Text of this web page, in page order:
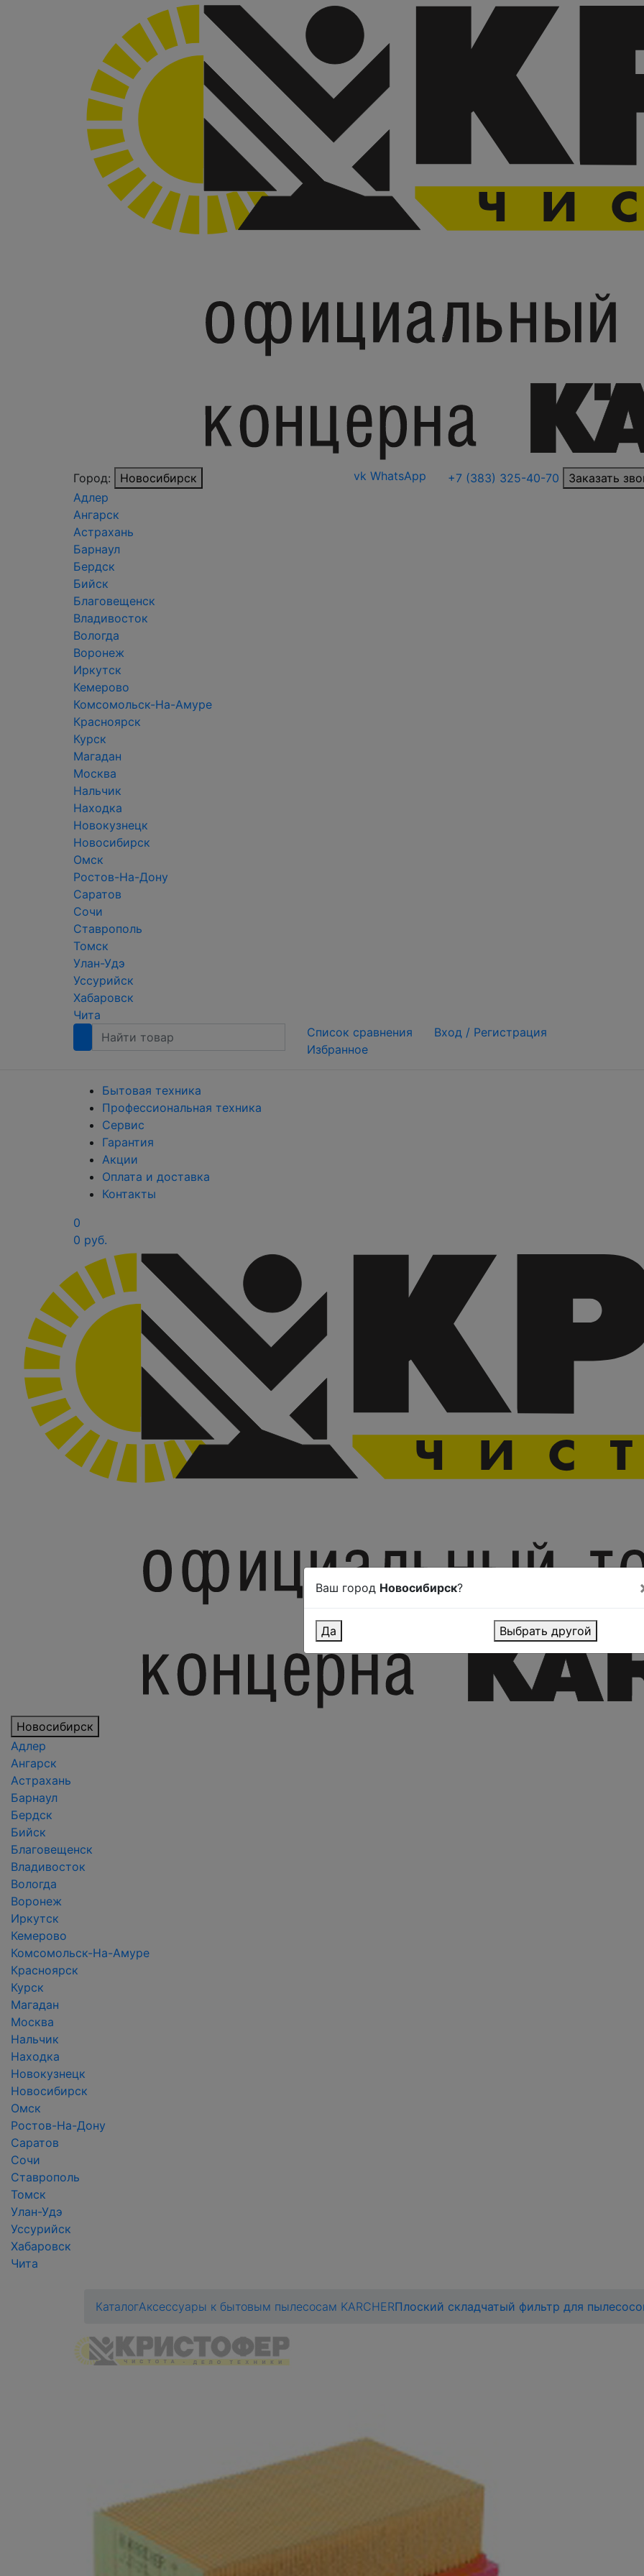
Город:
Новосибирск
Адлер
Ангарск
Астрахань
Барнаул
Бердск
Бийск
Благовещенск
Владивосток
Вологда
Воронеж
Иркутск
Кемерово
Комсомольск-На-Амуре
Красноярск
Курск
Магадан
Москва
Нальчик
Находка
Новокузнецк
Новосибирск
Омск
Ростов-На-Дону
Саратов
Сочи
Ставрополь
Томск
Улан-Удэ
Уссурийск
Хабаровск
Чита
vk WhatsApp +7 (383) 325-40-70 Заказать
Список сравнения
Избранное
Вход / Регистрация
Бытовая техника
Профессиональная техника
Сервис
Гарантия
Акции
Оплата и доставка
Контакты
0
0 руб.
Новосибирск
Адлер
Ангарск
Астрахань
Барнаул
Бердск
Бийск
Благовещенск
Владивосток
Вологда
Воронеж
Иркутск
Кемерово
Комсомольск-На-Амуре
Красноярск
Курск
Магадан
Москва
Нальчик
Находка
Новокузнецк
Новосибирск
Омск
Ростов-На-Дону
Саратов
Сочи
Ставрополь
Томск
Улан-Удэ
Уссурийск
Хабаровск
Чита
КаталогАксессуары к бытовым пылесосам KARCHERПлоский складчатый фильтр для
Ваш город Новосибирск?
Да Выбрать другой